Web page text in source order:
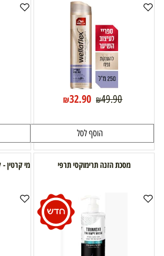
₪49.90
₪32.90
הוסף לסל
מסכת הזנה תרימוקסי תרפי